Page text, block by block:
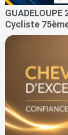
Cycliste